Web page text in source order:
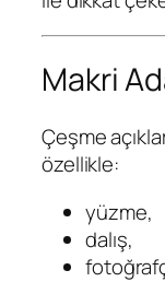
Makri
Çeşme
özellikle:
yüzme,
dalış,